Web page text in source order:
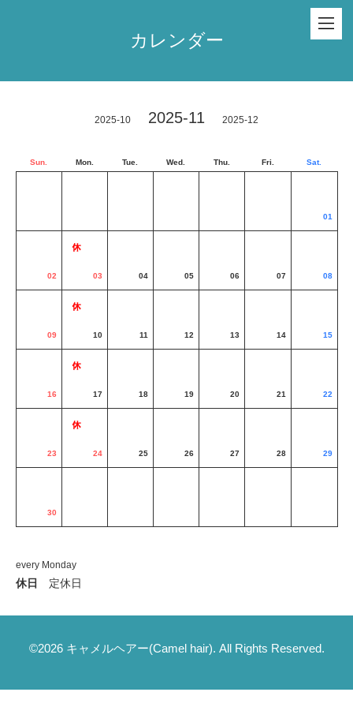
カレンダー
2025-10 2025-11 2025-12
Sun. Mon. Tue. Wed. Thu. Fri. Sat.
01
02 03 04 05 06 07 08
09 10 11 12 13 14 15
16 17 18 19 20 21 22
23 24 25 26 27 28 29
30
every Monday
休日 定休日
©2026 キャメルヘアー(Camel hair). All Rights Reserved.